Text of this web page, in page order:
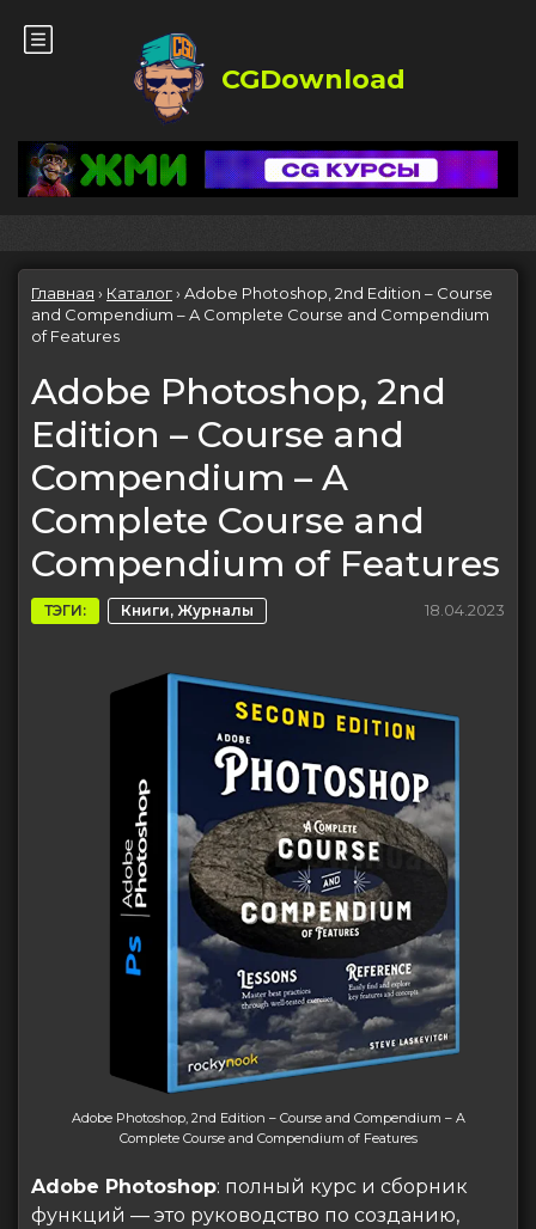
CGDownload
Главная › Каталог› Adobe Photoshop, 2nd Edition – Course
and Compendium – A Complete Course and Compendium
of Features
Adobe Photoshop, 2nd
Edition – Course and
Compendium – A
Complete Course and
Compendium of Features
ТЭГИ: Книги, Журналы 18.04.2023
Adobe Photoshop, 2nd Edition – Course and Compendium – A
Complete Course and Compendium of Features
Adobe Photoshop: полный курс и сборник
функций — это руководство по созданию,